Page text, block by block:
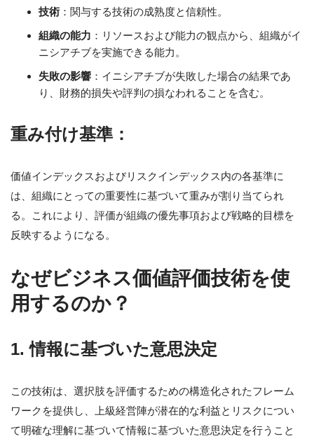
技術 ：関与する技術の成熟度と信頼性。
組織の能力 ：リソースおよび能力の観点から、組織がイ
ニシアチブを実施できる能力。
失敗の影響 ：イニシアチブが失敗した場合の結果であ
り、財務的損失や評判の損なわれることを含む。
重み付け基準：
価値インデックスおよびリスクインデックス内の各基準に
は、組織にとっての重要性に基づいて重みが割り当てられ
る。これにより、評価が組織の優先事項および戦略的目標を
反映するようになる。
なぜビジネス価値評価技術を使
用するのか？
1. 情報に基づいた意思決定
この技術は、選択肢を評価するための構造化されたフレーム
ワークを提供し、上級経営陣が潜在的な利益とリスクについ
て明確な理解に基づいて情報に基づいた意思決定を行うこと